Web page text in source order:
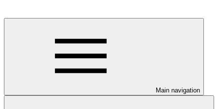
Main navigation